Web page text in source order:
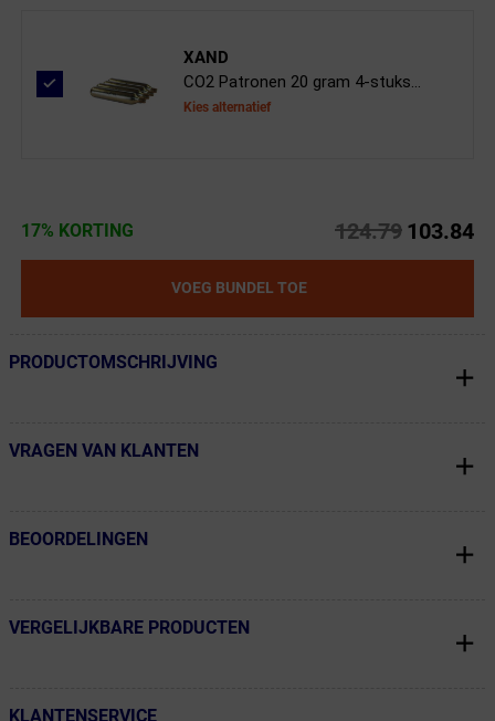
XAND
CO2 Patronen 20 gram 4-stuks...
Kies alternatief
17% KORTING 124.79 103.84
VOEG BUNDEL TOE
← Terug naar productnavigatie
PRODUCTOMSCHRIJVING
← Terug naar productnavigatie
VRAGEN VAN KLANTEN
← Terug naar productnavigatie
BEOORDELINGEN
← Terug naar productnavigatie
VERGELIJKBARE PRODUCTEN
← Terug naar productnavigatie
KLANTENSERVICE